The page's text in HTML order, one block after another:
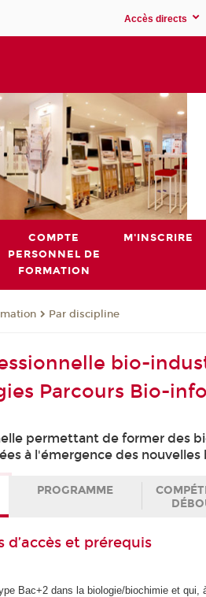
Accès directs
COMPTE
PERSONNEL DE
FORMATION
M'INSCRIRE
Par discipline
bio-
Parcours Bio-
permettant de former des
à l'émergence des nouvelles
PROGRAMME
et prérequis
Bac+2 dans la biologie/biochimie et qui,